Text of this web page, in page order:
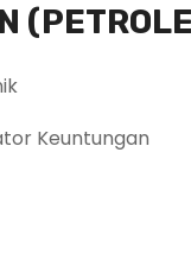
Keuntungan